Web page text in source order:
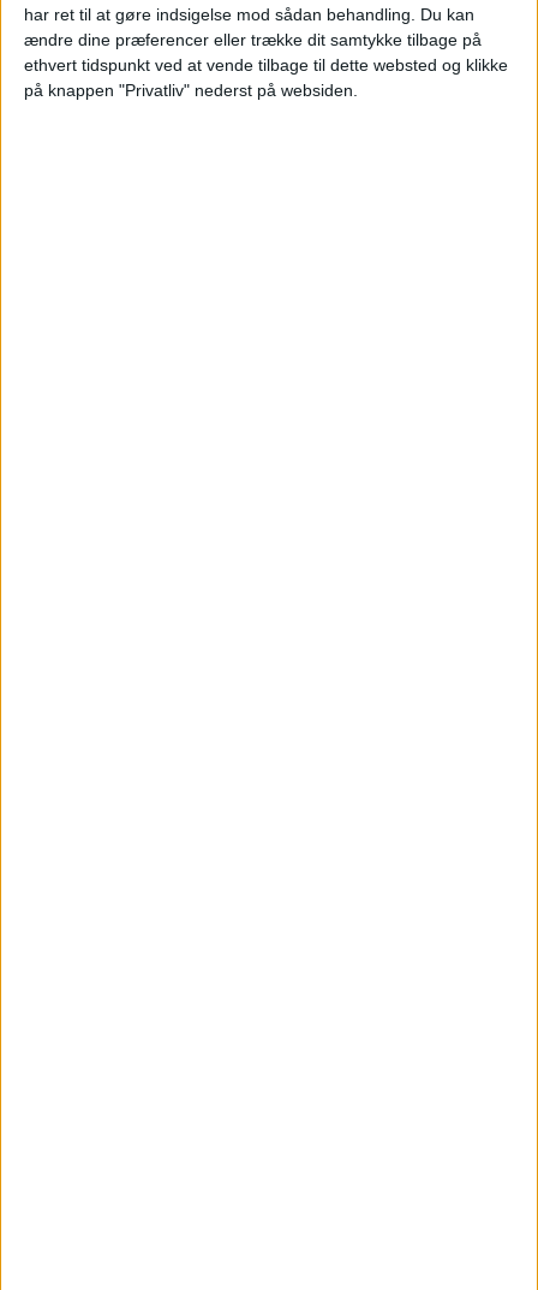
har ret til at gøre indsigelse mod sådan behandling.
Du kan
ændre dine præferencer eller trække dit samtykke tilbage på
ethvert tidspunkt ved at vende tilbage til dette websted og klikke
på knappen "Privatliv" nederst på websiden.